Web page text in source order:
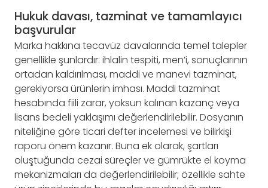
Hukuk davası, tazminat ve tamamlayıcı
başvurular
Marka hakkına tecavüz davalarında temel talepler
genellikle şunlardır: ihlalin tespiti, men’i, sonuçlarının
ortadan kaldırılması, maddi ve manevi tazminat,
gerekiyorsa ürünlerin imhası. Maddi tazminat
hesabında fiili zarar, yoksun kalınan kazanç veya
lisans bedeli yaklaşımı değerlendirilebilir. Dosyanın
niteliğine göre ticari defter incelemesi ve bilirkişi
raporu önem kazanır. Buna ek olarak, şartları
oluştuğunda cezai süreçler ve gümrükte el koyma
mekanizmaları da değerlendirilebilir; özellikle sahte